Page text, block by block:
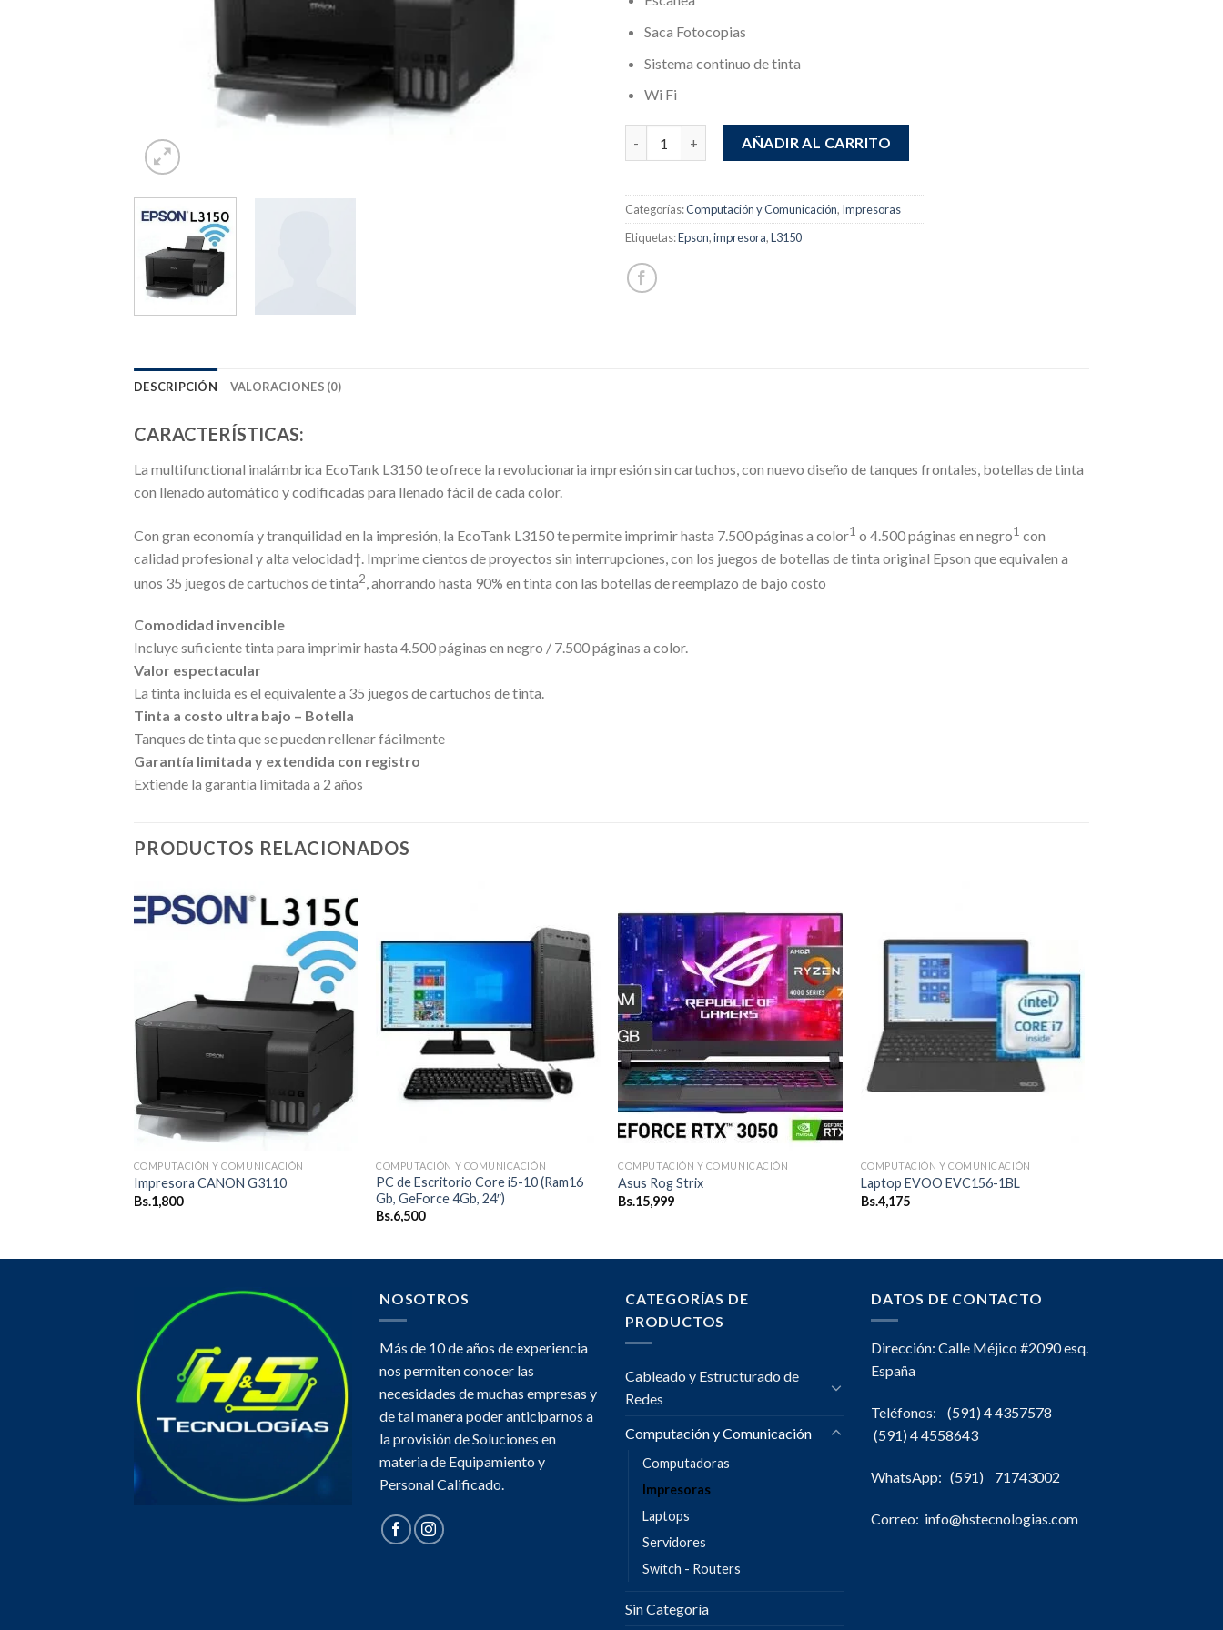
Saca Fotocopias
Sistema continuo de tinta
Wi Fi
Impresora EPSON L3150 cantidad
AÑADIR AL CARRITO
Categorías:Computación y Comunicación, Impresoras
Etiquetas:Epson,impresora,L3150
DESCRIPCIÓN VALORACIONES (0)
CARACTERÍSTICAS:
La multifunctional inalámbrica EcoTank L3150 te ofrece la revolucionaria impresión sin cartuchos, con nuevo diseño de tanques frontales, botellas de tinta
con llenado automático y codificadas para llenado fácil de cada color.
Con gran economía y tranquilidad en la impresión, la EcoTank L3150 te permite imprimir hasta 7.500 páginas a color1 o 4.500 páginas en negro1 con
calidad profesional y alta velocidad†. Imprime cientos de proyectos sin interrupciones, con los juegos de botellas de tinta original Epson que equivalen a
unos 35 juegos de cartuchos de tinta2, ahorrando hasta 90% en tinta con las botellas de reemplazo de bajo costo
Comodidad invencible
Incluye suficiente tinta para imprimir hasta 4.500 páginas en negro / 7.500 páginas a color.
Valor espectacular
La tinta incluida es el equivalente a 35 juegos de cartuchos de tinta.
Tinta a costo ultra bajo – Botella
Tanques de tinta que se pueden rellenar fácilmente
Garantía limitada y extendida con registro
Extiende la garantía limitada a 2 años
PRODUCTOS RELACIONADOS
Añadir
a la
lista de
deseos
COMPUTACIÓN Y COMUNICACIÓN
Impresora CANON G3110
Bs.1,800
Añadir
COMPUTACIÓN Y COMUNICACIÓN
PC de Escritorio Core i5-10 (Ram16
Gb, GeForce 4Gb, 24″)
Bs.6,500
Añadir
a la
lista de
deseos
COMPUTACIÓN Y COMUNICACIÓN
Asus Rog Strix
Bs.15,999
a la
lista de
deseos
COMPUTACIÓN Y COMUNICACIÓN
Laptop EVOO EVC156-1BL
Bs.4,175
NOSOTROS
Más de 10 de años de experiencia
nos permiten conocer las
necesidades de muchas empresas y
de tal manera poder anticiparnos a
la provisión de Soluciones en
materia de Equipamiento y
Personal Calificado.
CATEGORÍAS DE
PRODUCTOS
Cableado y Estructurado de
Redes
Computación y Comunicación
Computadoras
Impresoras
Laptops
Servidores
Switch - Routers
Sin Categoría
DATOS DE CONTACTO
Dirección: Calle Méjico #2090 esq.
España
Teléfonos: (591) 4 4357578
(591) 4 4558643
WhatsApp: (591) 71743002
Correo: info@hstecnologias.com